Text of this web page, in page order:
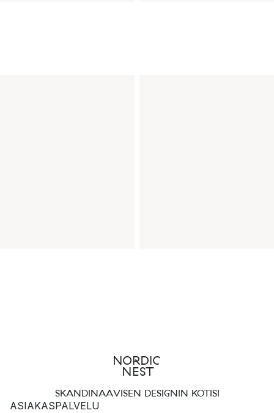
SKANDINAAVISEN DESIGNIN KOTISI
ASIAKASPALVELU